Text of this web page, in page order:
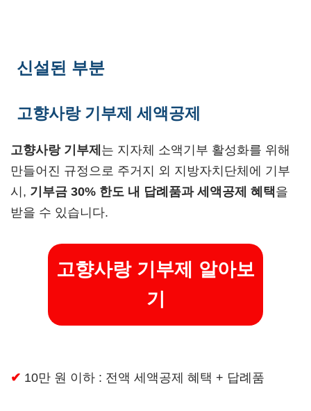
신설된 부분
고향사랑 기부제 세액공제
고향사랑 기부제 는 지자체 소액기부 활성화를 위해
만들어진 규정으로 주거지 외 지방자치단체에 기부
시, 기부금 30% 한도 내 답례품과 세액공제 혜택을
받을 수 있습니다.
고향사랑 기부제 알아보
기
✔ 10만 원 이하 : 전액 세액공제 혜택 + 답례품